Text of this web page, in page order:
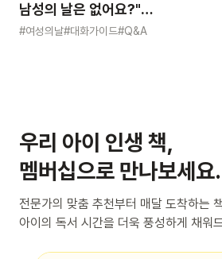
남성의 날은 없어요?"
묻는 어린이에게 이렇게
#여성의날#대화가이드#Q&A
우리 아이 인생 책,
멤버십으로 만나보세요.
전문가의 맞춤 추천부터 매달 도착하는
아이의 독서 시간을 더욱 풍성하게 채워